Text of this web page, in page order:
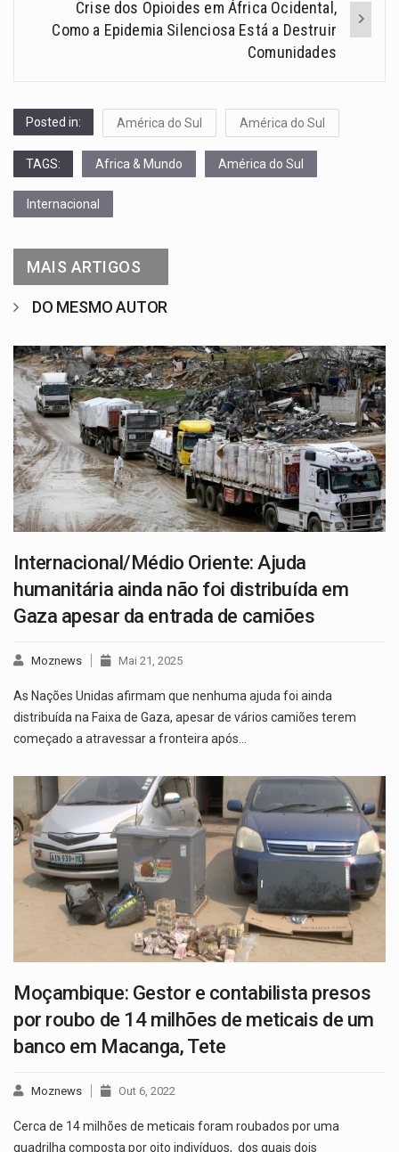
Crise dos Opioides em África Ocidental,
Como a Epidemia Silenciosa Está a Destruir
Comunidades
Posted in: América do Sul América do Sul
TAGS: Africa & Mundo América do Sul
Internacional
MAIS ARTIGOS
DO MESMO AUTOR
Internacional/Médio Oriente: Ajuda
humanitária ainda não foi distribuída em
Gaza apesar da entrada de camiões
Moznews Mai 21, 2025
As Nações Unidas afirmam que nenhuma ajuda foi ainda
distribuída na Faixa de Gaza, apesar de vários camiões terem
começado a atravessar a fronteira após…
Moçambique: Gestor e contabilista presos
por roubo de 14 milhões de meticais de um
banco em Macanga, Tete
Moznews Out 6, 2022
Cerca de 14 milhões de meticais foram roubados por uma
quadrilha composta por oito indivíduos, dos quais dois